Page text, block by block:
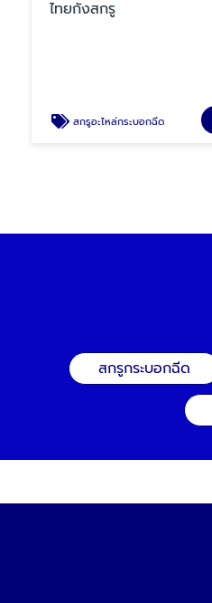
ไทยกังสกรู
สกรูอะไหล่กระบอกฉีด
สกรูกระบอกฉีด